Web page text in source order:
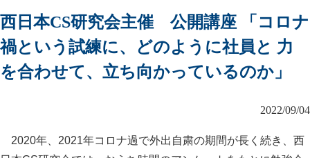
西日本CS研究会主催 公開講座 「コロナ
禍という試練に、どのように社員と 力
を合わせて、立ち向かっているのか」
2022/09/04
2020年、2021年コロナ過で外出自粛の期間が長く続き、西